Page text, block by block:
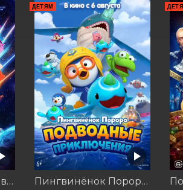
Смешарики сквозь вселенные
ДЕТЯМ
Пингвинёнок Пороро: Подводные приключения